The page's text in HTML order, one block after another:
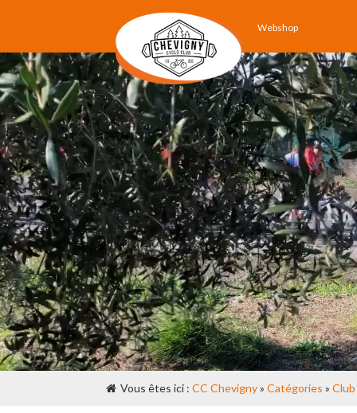
Webshop
Vous êtes ici : CC Chevigny» Catégories » Club